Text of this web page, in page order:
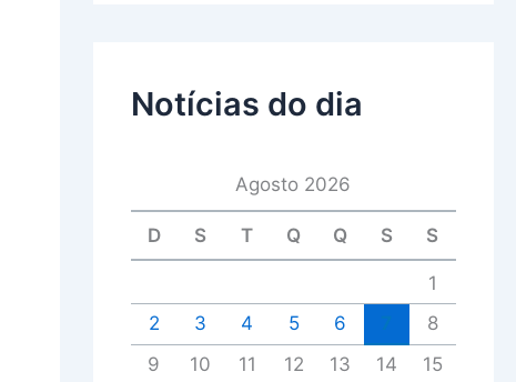
Notícias do dia
Agosto 2026
D S T Q Q S S
1
2
3 4 5 6
8
9
10 11 12 13 14
15